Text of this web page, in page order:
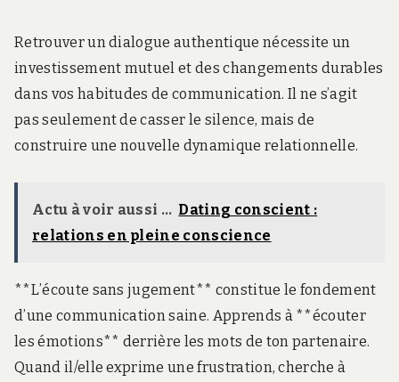
Retrouver un dialogue authentique nécessite un
investissement mutuel et des changements durables
dans vos habitudes de communication. Il ne s’agit
pas seulement de casser le silence, mais de
construire une nouvelle dynamique relationnelle.
Actu à voir aussi ... Dating conscient :
relations en pleine conscience
**L’écoute sans jugement** constitue le fondement
d’une communication saine. Apprends à **écouter
les émotions** derrière les mots de ton partenaire.
Quand il/elle exprime une frustration, cherche à